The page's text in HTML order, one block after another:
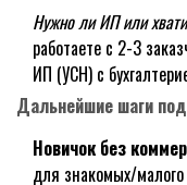
Нужно ли ИП или
работаете с 2-3
ИП (УСН) с
Дальнейшие шаги
Новичок без
для знакомых/